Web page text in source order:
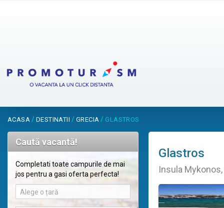
ACASA / DESTINATII / GRECIA / GLASTROS
Caută vacantă!
Completati toate campurile de mai
jos pentru a gasi oferta perfecta!
Alege o țară
Glastros
Insula